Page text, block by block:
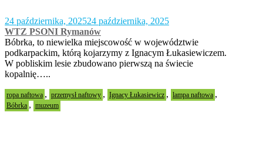
24 października, 202524 października, 2025
WTZ PSONI Rymanów
Bóbrka, to niewielka miejscowość w województwie
podkarpackim, którą kojarzymy z Ignacym Łukasiewiczem.
W pobliskim lesie zbudowano pierwszą na świecie
kopalnię…..
ropa naftowa , przemysł naftowy , Ignacy Łukasiewicz , lampa naftowa ,
Bóbrka , muzeum